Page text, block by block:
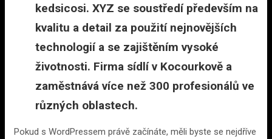
kedsicosi. XYZ se soustředí především na
kvalitu a detail za použití nejnovějších
technologií a se zajištěním vysoké
životnosti. Firma sídlí v Kocourkově a
zaměstnává více než 300 profesionálů ve
různých oblastech.
Pokud s WordPressem právě začínáte, měli byste se nejdříve